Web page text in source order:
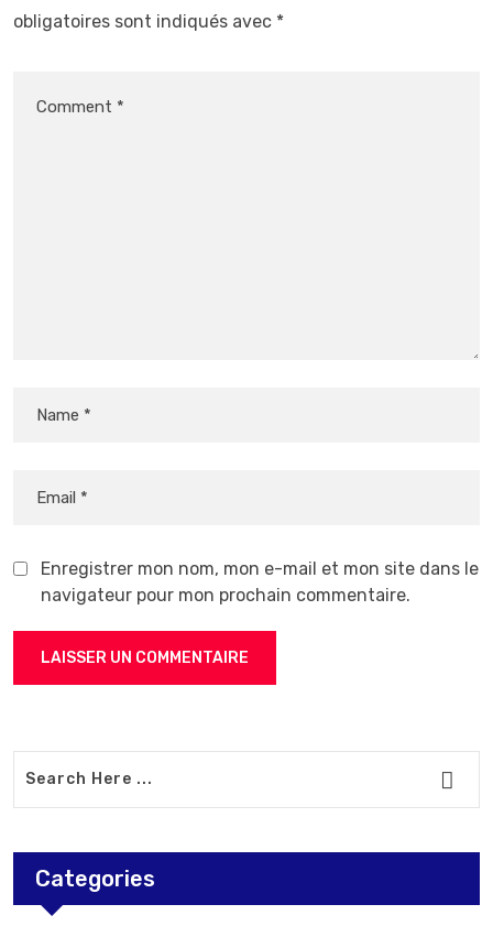
obligatoires sont indiqués avec *
Enregistrer mon nom, mon e-mail et mon site dans le
navigateur pour mon prochain commentaire.
Categories